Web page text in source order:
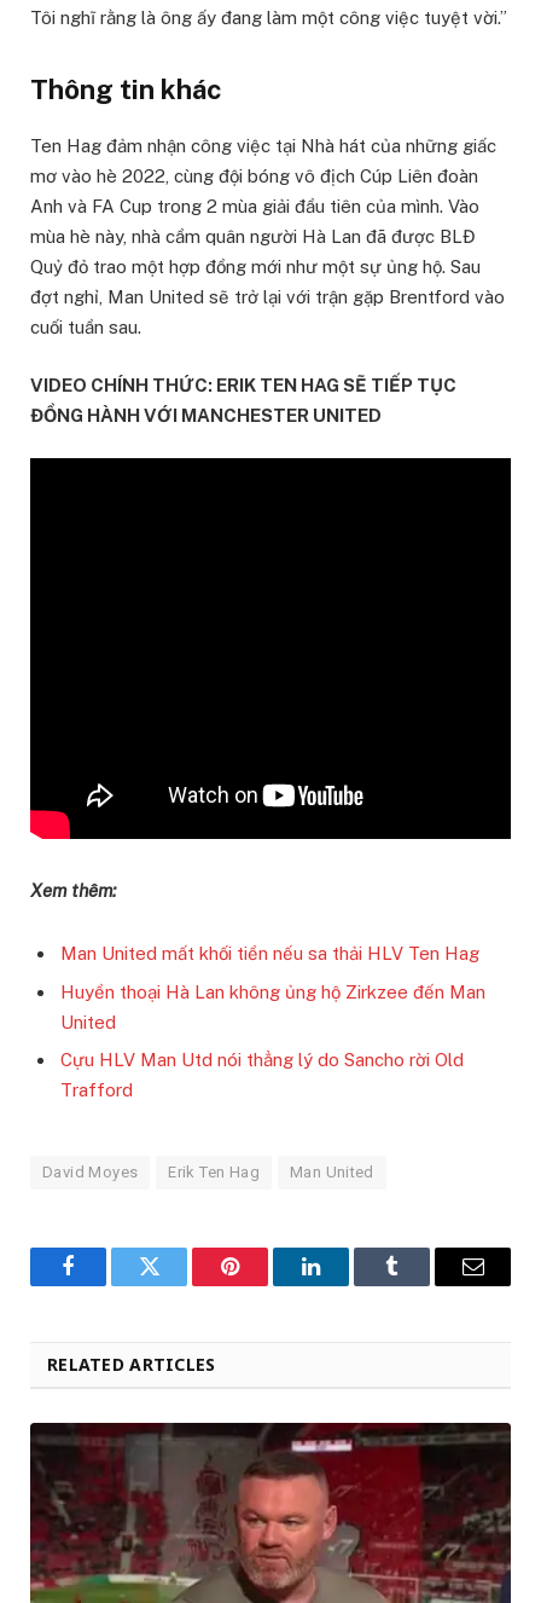
Tôi nghĩ rằng là ông ấy đang làm một công việc tuyệt vời.”
Thông tin khác
Ten Hag đảm nhận công việc tại Nhà hát của những giấc
mơ vào hè 2022, cùng đội bóng vô địch Cúp Liên đoàn
Anh và FA Cup trong 2 mùa giải đầu tiên của mình. Vào
mùa hè này, nhà cầm quân người Hà Lan đã được BLĐ
Quỷ đỏ trao một hợp đồng mới như một sự ủng hộ. Sau
đợt nghỉ, Man United sẽ trở lại với trận gặp Brentford vào
cuối tuần sau.
VIDEO CHÍNH THỨC: ERIK TEN HAG SẼ TIẾP TỤC
ĐỒNG HÀNH VỚI MANCHESTER UNITED
Xem thêm:
Man United mất khối tiền nếu sa thải HLV Ten Hag
Huyền thoại Hà Lan không ủng hộ Zirkzee đến Man
United
Cựu HLV Man Utd nói thẳng lý do Sancho rời Old
Trafford
David Moyes Erik Ten Hag Man United
FacebookTwitter Pinterest LinkedInTumblr Email
RELATED ARTICLES